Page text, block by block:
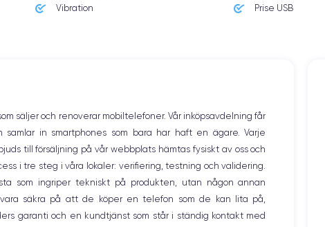
238 g
Nombre de cœurs
6
Fréq. processeur
3.22 GHz
Caméra Frontale
Vibration Prise USB
säljer och renoverar mobiltelefoner. Vår inköpsavdelning får
samlar in smartphones som bara har haft en ägare. Varje
till försäljning på vår webbplats hämtas fysiskt av oss och
i tre steg i våra lokaler: verifiering, testning och validering.
som ingriper tekniskt på produkten, utan någon annan
säkra på att de köper en telefon som de kan lita på,
garanti och en kundtjänst som står i ständig kontakt med